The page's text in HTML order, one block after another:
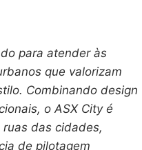
para atender às
que valorizam
Combinando design
o ASX City é
das cidades,
de pilotagem